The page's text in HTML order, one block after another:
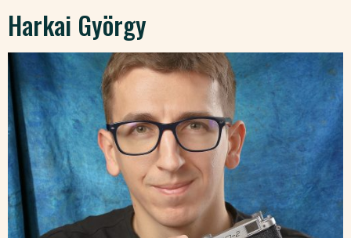
Harkai György